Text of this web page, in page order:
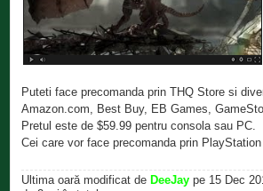
Puteti face precomanda prin THQ Store si
Amazon.com, Best Buy, EB Games,
Pretul este de $59.99 pentru consola sau PC.
Cei care vor face precomanda prin
Ultima oară modificat deDeeJay pe 15 Dec